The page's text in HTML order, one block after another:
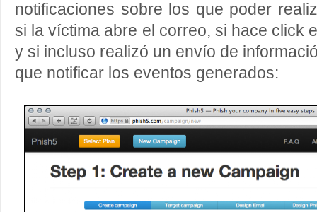
notificaciones sobre los que poder
si la víctima abre el correo, si hace click
y si incluso realizó un envío de
que notificar los eventos generados: